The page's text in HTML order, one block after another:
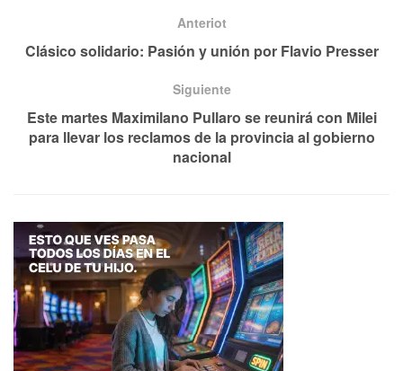
Anteriot
Clásico solidario: Pasión y unión por Flavio Presser
Siguiente
Este martes Maximilano Pullaro se reunirá con Milei
para llevar los reclamos de la provincia al gobierno
nacional